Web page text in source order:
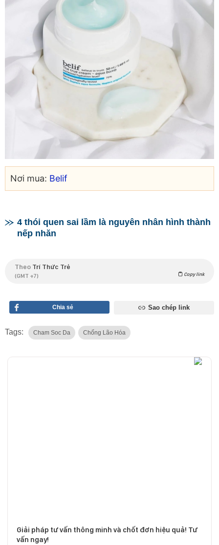
Nơi mua: Belif
4 thói quen sai lầm là nguyên nhân hình thành
nếp nhăn
Theo Trí Thức Trẻ
(GMT +7) Copy link
Chia sẻ Sao chép link
Tags: Cham Soc Da Chống Lão Hóa
Giải pháp tư vấn thông minh và chốt đơn hiệu quả! Tư
vấn ngay!